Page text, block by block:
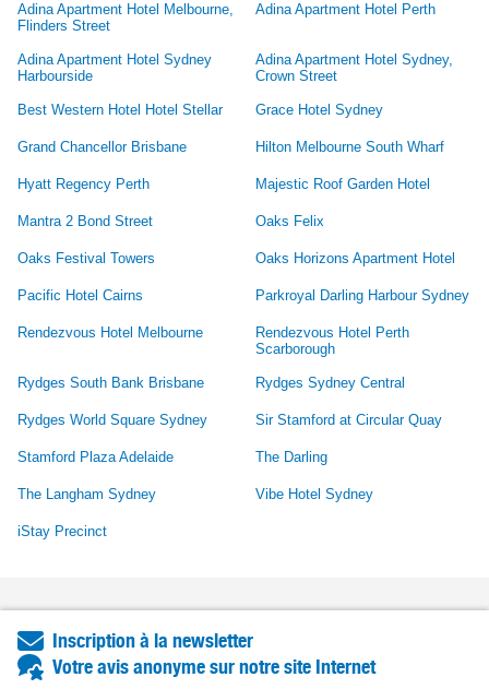
Adina Apartment Hotel Melbourne,
Flinders Street
Adina Apartment Hotel Perth
Adina Apartment Hotel Sydney
Harbourside
Adina Apartment Hotel Sydney,
Crown Street
Best Western Hotel Hotel Stellar Grace Hotel Sydney
Grand Chancellor Brisbane Hilton Melbourne South Wharf
Hyatt Regency Perth Majestic Roof Garden Hotel
Mantra 2 Bond Street Oaks Felix
Oaks Festival Towers Oaks Horizons Apartment Hotel
Pacific Hotel Cairns Parkroyal Darling Harbour Sydney
Rendezvous Hotel Melbourne
Rendezvous Hotel Perth
Scarborough
Rydges South Bank Brisbane Rydges Sydney Central
Rydges World Square Sydney Sir Stamford at Circular Quay
Stamford Plaza Adelaide The Darling
The Langham Sydney Vibe Hotel Sydney
iStay Precinct
Inscription à la newsletter
Votre avis anonyme sur notre site Internet